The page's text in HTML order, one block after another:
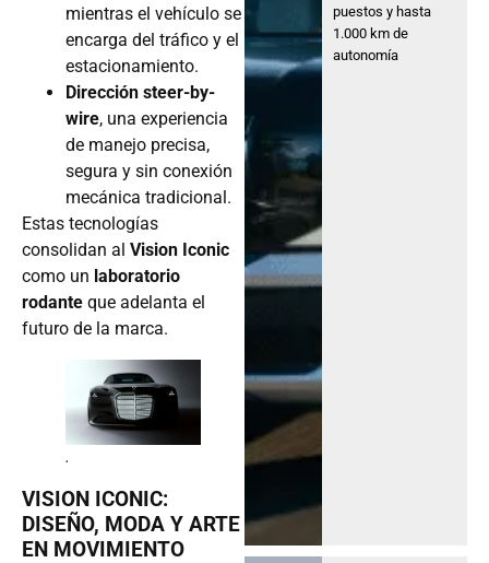
mientras el vehículo se
encarga del tráfico y el
estacionamiento.
Dirección steer-by-
wire, una experiencia
de manejo precisa,
segura y sin conexión
mecánica tradicional.
Estas tecnologías
consolidan al Vision Iconic
como un laboratorio
rodante que adelanta el
futuro de la marca.
.
VISION ICONIC:
DISEÑO, MODA Y ARTE
EN MOVIMIENTO
puestos y hasta
1.000 km de
autonomía